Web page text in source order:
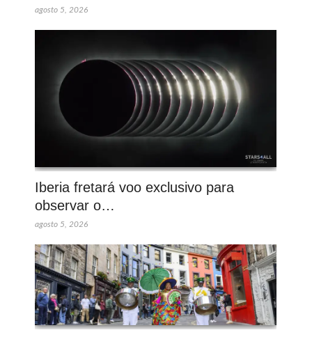
agosto 5, 2026
Iberia fretará voo exclusivo para
observar o…
agosto 5, 2026